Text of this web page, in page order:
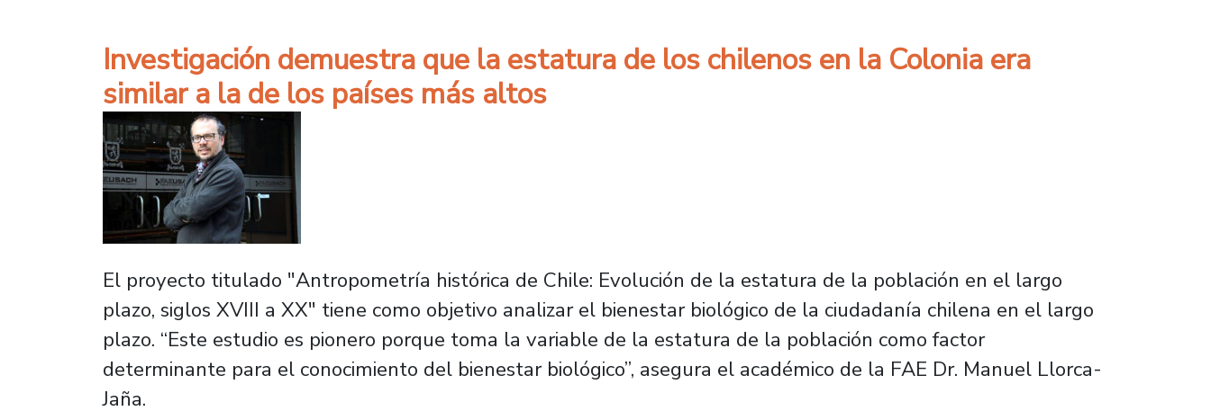
Investigación demuestra que la estatura de los chilenos en la Colonia era
similar a la de los países más altos
El proyecto titulado "Antropometría histórica de Chile: Evolución de la estatura de la población en el largo
plazo, siglos XVIII a XX" tiene como objetivo analizar el bienestar biológico de la ciudadanía chilena en el largo
plazo. “Este estudio es pionero porque toma la variable de la estatura de la población como factor
determinante para el conocimiento del bienestar biológico”, asegura el académico de la FAE Dr. Manuel Llorca-
Jaña.